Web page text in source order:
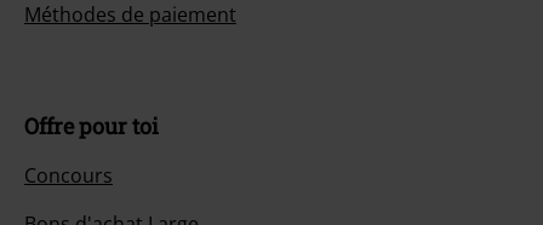
Méthodes de paiement
Offre pour toi
Concours